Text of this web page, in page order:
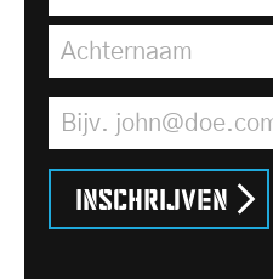
Achternaam
E-mailadres *
Inschrijven